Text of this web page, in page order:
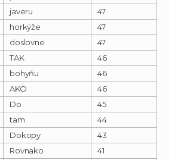
javeru
47
horkýže
47
doslovne
47
TAK
46
bohyňu
46
AKO
46
Do
45
tam
44
Dokopy
43
Rovnako
41